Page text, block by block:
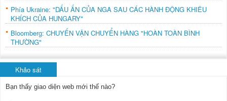
Phía Ukraine: "DẤU ẤN CỦA NGA SAU CÁC HÀNH ĐỘNG KHIÊU
KHÍCH CỦA HUNGARY"
Bloomberg: CHUYẾN VẬN CHUYỂN HÀNG "HOÀN TOÀN BÌNH
THƯỜNG"
Khảo sát
Bạn thấy giao diện web mới thế nào?